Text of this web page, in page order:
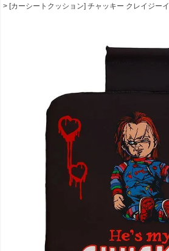
[カーシートクッション] チャッキー クレイジー